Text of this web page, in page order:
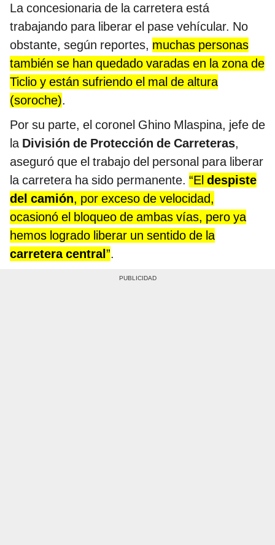
La concesionaria de la carretera está
trabajando para liberar el pase vehícular. No
obstante, según reportes, muchas personas
también se han quedado varadas en la zona de
Ticlio y están sufriendo el mal de altura
(soroche).
Por su parte, el coronel Ghino Mlaspina, jefe de
la División de Protección de Carreteras,
aseguró que el trabajo del personal para liberar
la carretera ha sido permanente. “El despiste
del camión, por exceso de velocidad,
ocasionó el bloqueo de ambas vías, pero ya
hemos logrado liberar un sentido de la
carretera central”.